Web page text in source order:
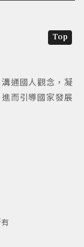
通國人觀念，凝
而引導國家發展
Top